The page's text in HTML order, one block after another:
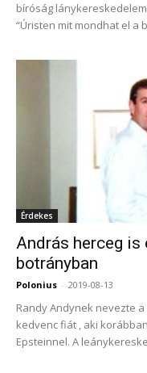
bíróság
“Úristen mit mondhat el a
Érdekes
András herceg
botrányban
Polonius - 2019-08-13
Randy Andynek nevezte
kedvenc fiát , aki
Epsteinnel. A